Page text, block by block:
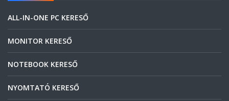
ALL-IN-ONE PC KERESŐ
MONITOR KERESŐ
NOTEBOOK KERESŐ
NYOMTATÓ KERESŐ